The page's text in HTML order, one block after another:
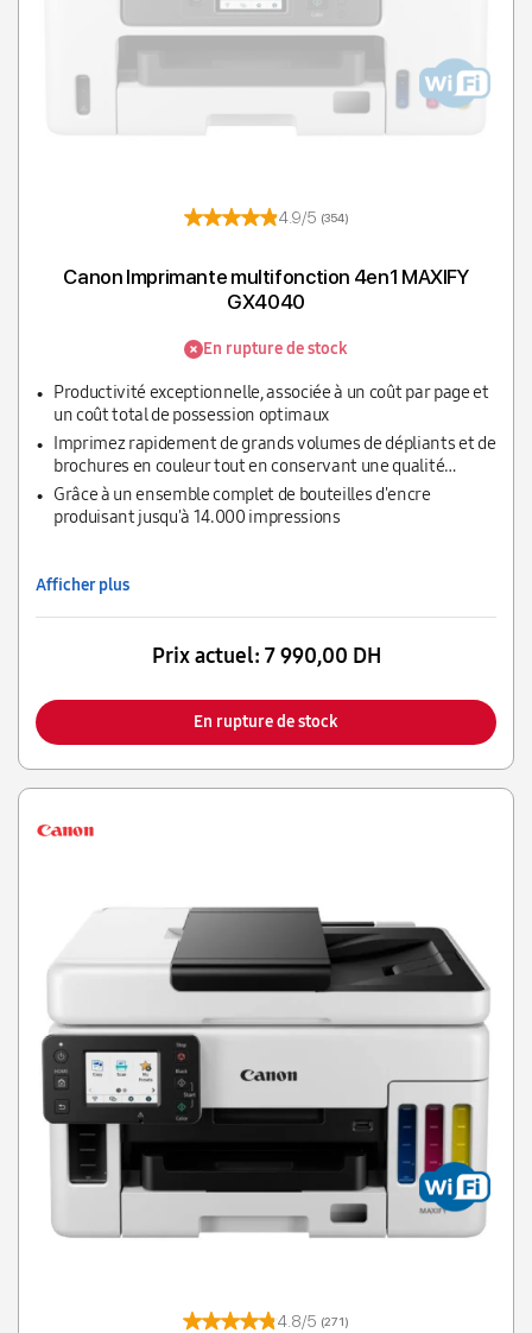
4.9/5 (354)
Canon Imprimante multifonction 4en1 MAXIFY
GX4040
En rupture de stock
Productivité exceptionnelle, associée à un coût par page et
un coût total de possession optimaux
Imprimez rapidement de grands volumes de dépliants et de
brochures en couleur tout en conservant une qualité
exceptionnelle.
Grâce à un ensemble complet de bouteilles d'encre
produisant jusqu'à 14.000 impressions
Afficher plus
Prix actuel: 7 990,00 DH
En rupture de stock
4.8/5 (271)